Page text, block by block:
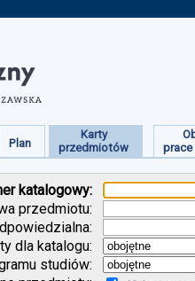
Plan
Karty
przedmiotów
katalogowy:
przedmiotu:
dla katalogu:
studiów: